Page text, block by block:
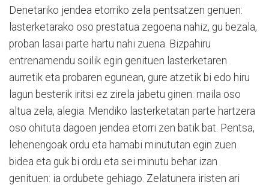
Denetariko jendea etorriko zela pentsatzen genuen:
lasterketarako oso prestatua zegoena nahiz, gu bezala,
proban lasai parte hartu nahi zuena. Bizpahiru
entrenamendu soilik egin genituen lasterketaren
aurretik eta probaren egunean, gure atzetik bi edo hiru
lagun besterik iritsi ez zirela jabetu ginen: maila oso
altua zela, alegia. Mendiko lasterketatan parte hartzera
oso ohituta dagoen jendea etorri zen batik bat. Pentsa,
lehenengoak ordu eta hamabi minututan egin zuen
bidea eta guk bi ordu eta sei minutu behar izan
genituen: ia ordubete gehiago. Zelatunera iristen ari